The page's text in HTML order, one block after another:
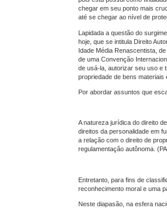
chegar em seu ponto mais
até se chegar ao nível de
Lapidada a questão do
hoje, que se intitula Direito
Idade Média Renascentista,
de uma Convenção
de usá-la, autorizar seu uso e
propriedade de bens materiais
Por abordar assuntos que
A natureza jurídica do direito
direitos da personalidade em
a relação com o direito de
regulamentação autônoma.
Entretanto, para fins de
reconhecimento moral e uma
Neste diapasão, na esfera